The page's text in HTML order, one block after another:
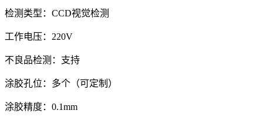
检测类型：CCD视觉检测
工作电压：220V
不良品检测：支持
涂胶孔位：多个（可定制）
涂胶精度：0.1mm